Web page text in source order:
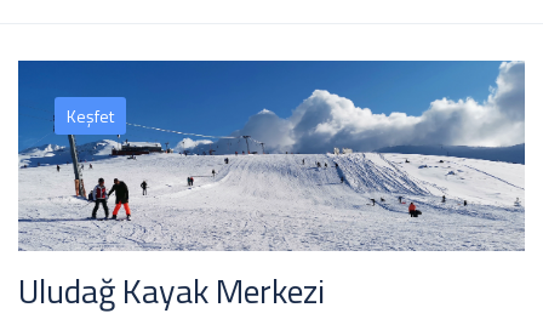
Keşfet
Uludağ Kayak Merkezi